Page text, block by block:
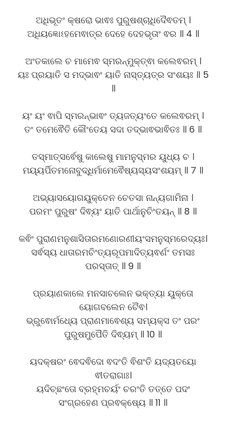
ଅଧିଭୂତଂ କ୍ଷରୋ ଭାଵଃ ପୁରୁଷଶ୍ଚାଧିଦୈଵତମ୍ ।
ଅଧିୟଜ୍ଞୋଽହମେଵାତ୍ର ଦେହେ ଦେହଭୃତାଂ ଵର ॥ 4 ॥
ଅଂତକାଲେ ଚ ମାମେଵ ସ୍ମରନ୍ମୁକ୍ତ୍ଵା କଲେଵରମ୍ ।
ୟଃ ପ୍ରୟାତି ସ ମଦ୍ଭାଵଂ ୟାତି ନାସ୍ତ୍ୟତ୍ର ସଂଶୟଃ ॥ 5
॥
ୟଂ ୟଂ ଵାପି ସ୍ମରନ୍ଭାଵଂ ତ୍ୟଜତ୍ୟଂତେ କଲେଵରମ୍ ।
ତଂ ତମେଵୈତି କୌଂତେୟ ସଦା ତଦ୍ଭାଵଭାଵିତଃ ॥ 6 ॥
ତସ୍ମାତ୍ସର୍ଵେଷୁ କାଲେଷୁ ମାମନୁସ୍ମର ୟୁଧ୍ୟ ଚ ।
ମୟ୍ୟର୍ପିତମନୋବୁଦ୍ଧିର୍ମାମେଵୈଷ୍ୟସ୍ୟସଂଶୟମ୍ ॥ 7 ॥
ଅଭ୍ୟାସୟୋଗୟୁକ୍ତେନ ଚେତସା ନାନ୍ୟଗାମିନା ।
ପରମଂ ପୁରୁଷଂ ଦିଵ୍ୟଂ ୟାତି ପାର୍ଥାନୁଚିଂତୟନ୍ ॥ 8 ॥
କଵିଂ ପୁରାଣମନୁଶାସିତାରମଣୋରଣୀୟଂସମନୁସ୍ମରେଦ୍ୟଃ।
ସର୍ଵସ୍ୟ ଧାତାରମଚିଂତ୍ୟରୂପମାଦିତ୍ୟଵର୍ଣଂ ତମସଃ
ପରସ୍ତାତ୍ ॥ 9 ॥
ପ୍ରୟାଣକାଲେ ମନସାଚଲେନ ଭକ୍ତ୍ୟା ୟୁକ୍ତୋ
ୟୋଗବଲେନ ଚୈଵ।
ଭ୍ରୁଵୋର୍ମଧ୍ୟେ ପ୍ରାଣମାଵେଶ୍ୟ ସମ୍ୟକ୍ସ ତଂ ପରଂ
ପୁରୁଷମୁପୈତି ଦିଵ୍ୟମ୍ ॥ 10 ॥
ୟଦକ୍ଷରଂ ଵେଦଵିଦୋ ଵଦଂତି ଵିଶଂତି ୟଦ୍ୟତୟୋ
ଵୀତରାଗାଃ।
ୟଦିଚ୍ଛଂତୋ ବ୍ରହ୍ମଚର୍ୟଂ ଚରଂତି ତତ୍ତେ ପଦଂ
ସଂଗ୍ରହେଣ ପ୍ରଵକ୍ଷ୍ୟେ ॥ 11 ॥